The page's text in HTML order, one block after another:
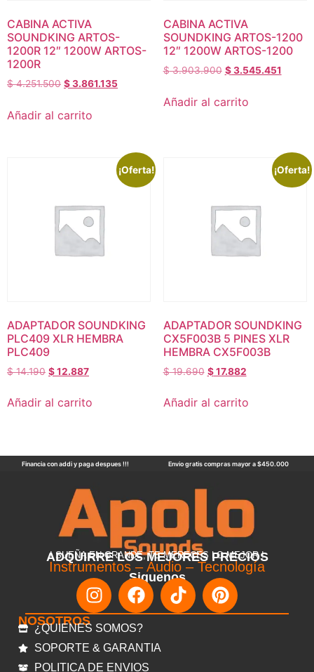
CABINA ACTIVA
SOUNDKING ARTOS-
1200R 12″ 1200W ARTOS-
1200R
$4.251.500 $3.861.135
Añadir al carrito
CABINA ACTIVA
SOUNDKING ARTOS-1200
12″ 1200W ARTOS-1200
$3.903.900 $3.545.451
Añadir al carrito
¡Oferta!
ADAPTADOR SOUNDKING
PLC409 XLR HEMBRA
PLC409
$14.190 $12.887
Añadir al carrito
¡Oferta!
ADAPTADOR SOUNDKING
CX5F003B 5 PINES XLR
HEMBRA CX5F003B
$19.690 $17.882
Añadir al carrito
Financia con addi y paga despues !!! Envio gratis compras mayor a $450.000
ADQUIRRE LOS MEJORES PRECIOS
! SUEÑA EN GRANDE, TE MERECES LO MEJOR !
Instrumentos – Audio – Tecnología
Siguenos
NOSOTROS
¿QUIENES SOMOS?
SOPORTE & GARANTIA
POLITICA DE ENVIOS